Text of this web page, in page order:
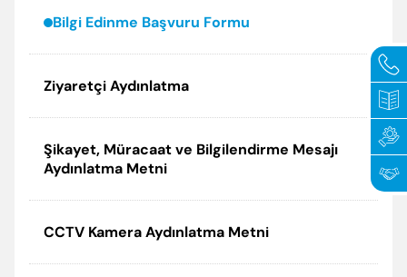
Bilgi Edinme Başvuru Formu
Ziyaretçi Aydınlatma
Şikayet, Müracaat ve Bilgilendirme Mesajı
Aydınlatma Metni
CCTV Kamera Aydınlatma Metni